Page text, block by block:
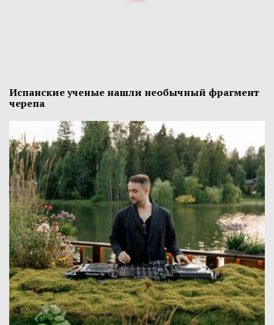
Испанские ученые нашли необычный фрагмент
черепа